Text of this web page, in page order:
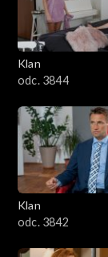
Klan
odc. 3844
Klan
odc. 3842